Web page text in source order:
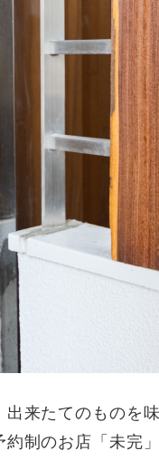
来たてのものを
制のお店「未完」